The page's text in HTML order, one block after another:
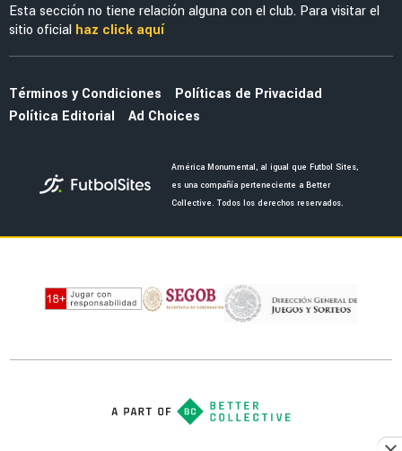
LIGA MX
¿A dónde va? Rodrigo Dourado ya tiene
equipo tras salir de América
Adiós a Coapa: Rodrigo Dourado deja